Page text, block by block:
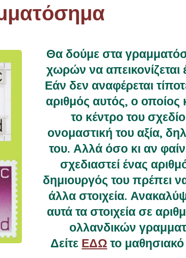
Θα δούμε στα
χωρών να απεικονίζεται
Εάν δεν αναφέρεται
αριθμός αυτός, ο οποίος
το κέντρο του
ονομαστική του αξία,
του. Αλλά όσο κι αν
σχεδιαστεί ένας
δημιουργός του πρέπει
άλλα στοιχεία.
αυτά τα στοιχεία σε
ολλανδικών
Δείτε ΕΔΩ το μαθησιακό